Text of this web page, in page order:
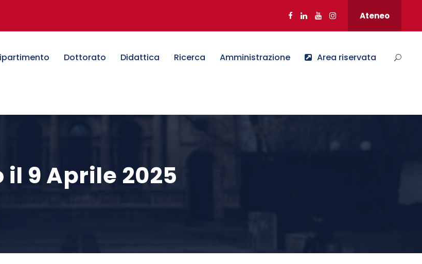
Ateneo
Dottorato Didattica Ricerca Amministrazione Area riservata
9 Aprile 2025